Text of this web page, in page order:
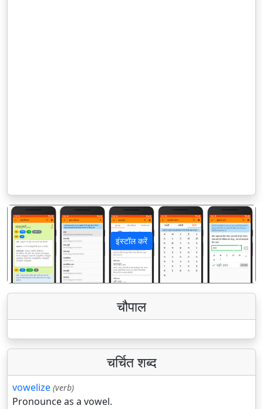
इंस्टॉल करें
पिछला अगला
चौपाल
चर्चित शब्द
vowelize (verb)
Pronounce as a vowel.